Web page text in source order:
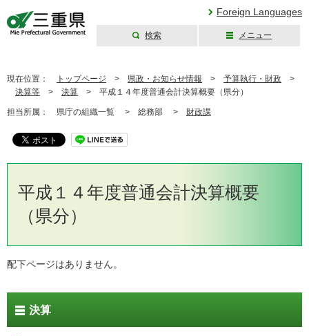
Foreign Languages
検索 メニュー
現在位置： トップページ > 県政・お知らせ情報 > 予算執行・財政 >
決算等 > 決算 > 平成１４年度普通会計決算概要（県分）
担当所属： 県庁の組織一覧 > 総務部 > 財政課
平成１４年度普通会計決算概要
（県分）
配下ページはありません。
決算